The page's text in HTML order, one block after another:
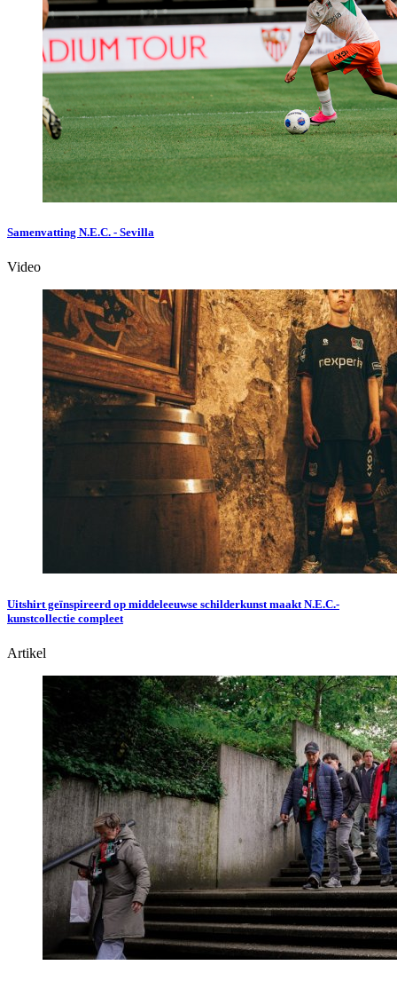
Samenvatting N.E.C. - Sevilla
Video
Uitshirt geïnspireerd op middeleeuwse schilderkunst maakt N.E.C.-
kunstcollectie compleet
Artikel